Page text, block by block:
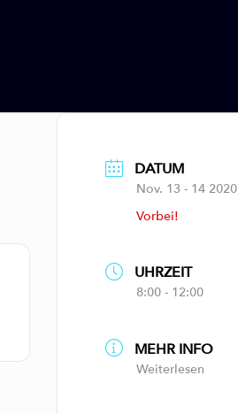
DATUM
Nov. 13 - 14 2020
Vorbei!
UHRZEIT
8:00 - 12:00
MEHR INFO
Weiterlesen